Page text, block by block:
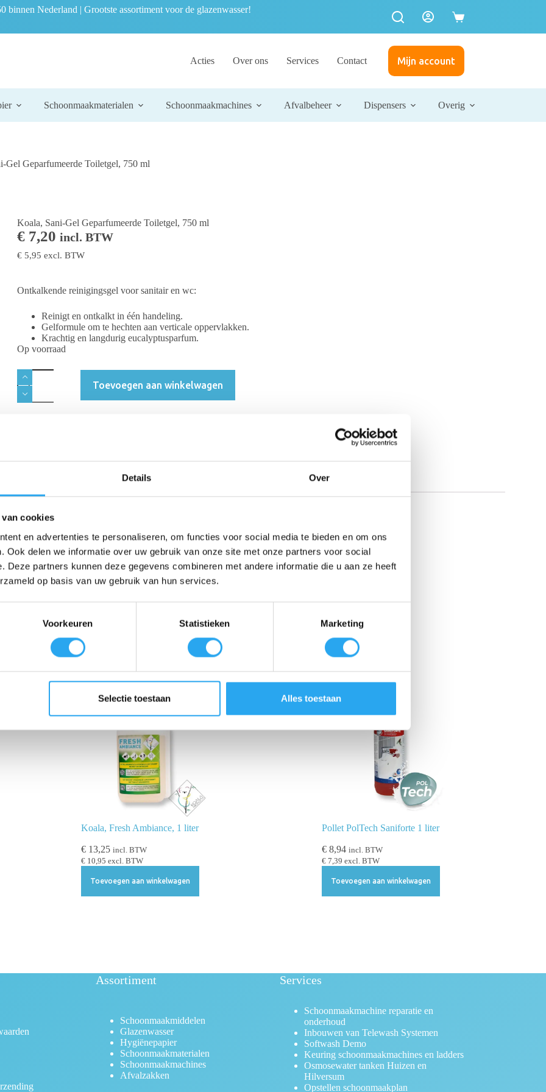
Details Over
van cookies
en advertenties te personaliseren, om functies voor social media te bieden en om ons
Ook delen we informatie over uw gebruik van onze site met onze partners voor social
Deze partners kunnen deze gegevens combineren met andere informatie die u aan ze heeft
op basis van uw gebruik van hun services.
Voorkeuren Statistieken Marketing
Selectie toestaan Alles toestaan
binnen Nederland | Grootste assortiment voor de glazenwasser!
Acties Over ons Services Contact Mijn account
Schoonmaakmaterialen Schoonmaakmachines Afvalbeheer Dispensers Overig
Gel Geparfumeerde Toiletgel, 750 ml
Koala, Sani-Gel Geparfumeerde Toiletgel, 750 ml
€ 7,20 incl. BTW
€ 5,95 excl. BTW
Ontkalkende reinigingsgel voor sanitair en wc:
Reinigt en ontkalkt in één handeling.
Gelformule om te hechten aan verticale oppervlakken.
Krachtig en langdurig eucalyptusparfum.
Op voorraad
Toevoegen aan winkelwagen
Beschrijving
Koala, Fresh Ambiance, 1 liter
€ 13,25 incl. BTW
€ 10,95 excl. BTW
Toevoegen aan winkelwagen
Pollet PolTech Saniforte 1 liter
€8,94 incl. BTW
€7,39 excl. BTW
Toevoegen aan winkelwagen
Assortiment
Schoonmaakmiddelen
Glazenwasser
Hygiënepapier
Schoonmaakmaterialen
Schoonmaakmachines
Afvalzakken
Services
Schoonmaakmachine reparatie en
onderhoud
Inbouwen van Telewash Systemen
Softwash Demo
Keuring schoonmaakmachines en ladders
Osmosewater tanken Huizen en
Hilversum
Opstellen schoonmaakplan